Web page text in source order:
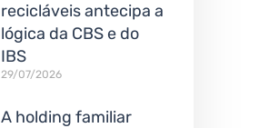
recicláveis antecipa a
lógica da CBS e do
IBS
29/07/2026
A holding familiar